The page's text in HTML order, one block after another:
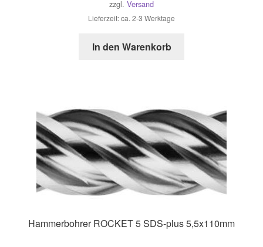
zzgl. Versand
Lieferzeit: ca. 2-3 Werktage
In den Warenkorb
Hammerbohrer ROCKET 5 SDS-plus 5,5x110mm